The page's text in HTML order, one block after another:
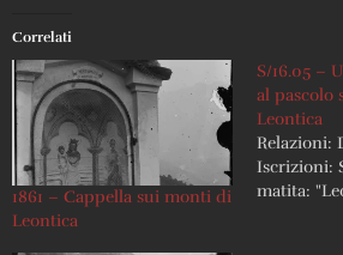
Correlati
1861 – Cappella sui monti di
Leontica
S/16.05 –
al pascolo
Leontica
Relazioni:
Iscrizioni:
matita: